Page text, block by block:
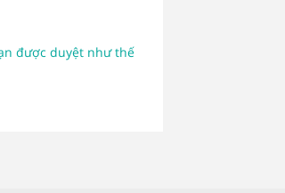
được duyệt như thế